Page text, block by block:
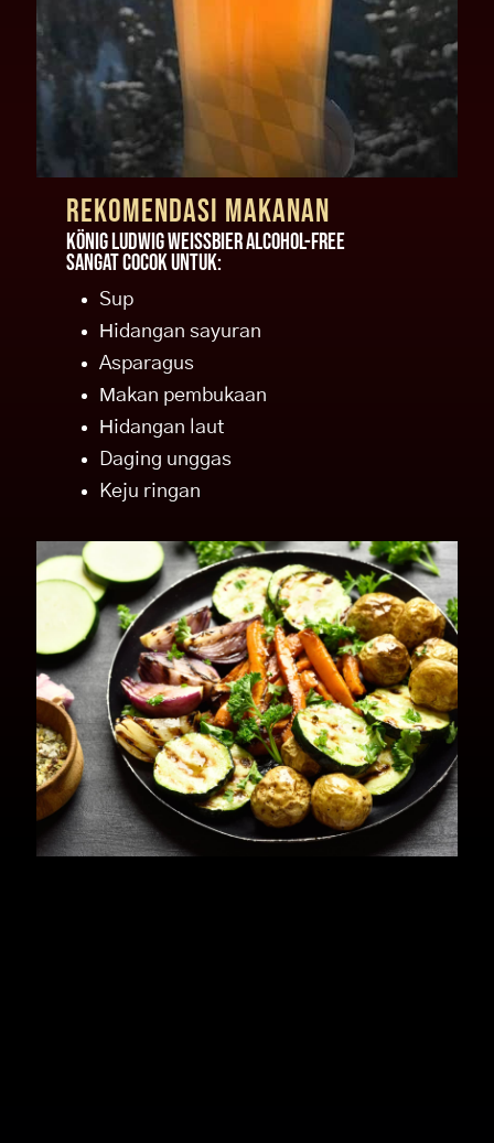
rekomendasi makanan
König Ludwig Weissbier alcohol-free
SANGAT COCOK UNTUK:
Sup
Hidangan sayuran
Asparagus
Makan pembukaan
Hidangan laut
Daging unggas
Keju ringan
rekomendasi makanan
König Ludwig Weissbier alcohol-free
SANGAT COCOK UNTUK:
Sup
Hidangan sayuran
Asparagus
Makan pembukaan
Hidangan laut
Daging unggas
Keju ringan